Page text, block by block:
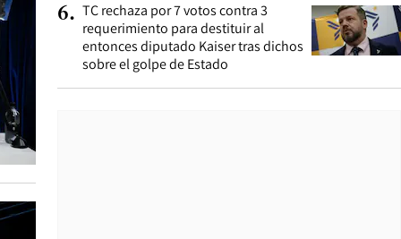
6. TC rechaza por 7 votos contra 3
requerimiento para destituir al
entonces diputado Kaiser tras dichos
sobre el golpe de Estado